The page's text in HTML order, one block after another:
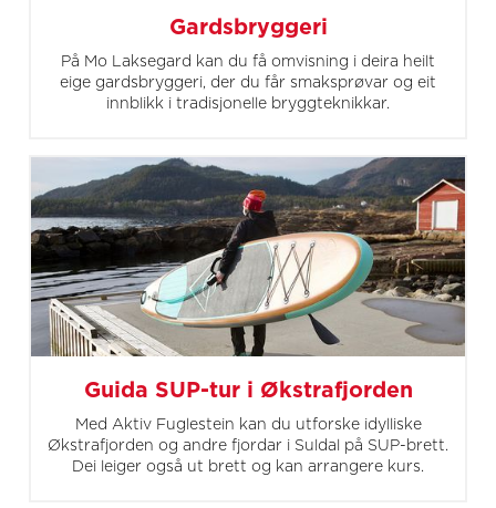
Gardsbryggeri
På Mo Laksegard kan du få omvisning i deira heilt
eige gardsbryggeri, der du får smaksprøvar og eit
innblikk i tradisjonelle bryggteknikkar.
Guida SUP-tur i Økstrafjorden
Med Aktiv Fuglestein kan du utforske idylliske
Økstrafjorden og andre fjordar i Suldal på SUP-brett.
Dei leiger også ut brett og kan arrangere kurs.